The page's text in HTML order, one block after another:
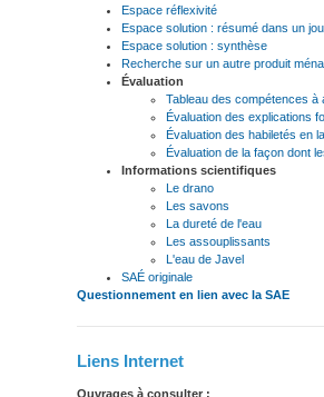
Espace réflexivité
Espace solution : résumé dans un
Espace solution : synthèse
Recherche sur un autre produit
Évaluation
Tableau des compétences à
Évaluation des explications
Évaluation des habiletés en
Évaluation de la façon dont
Informations scientifiques
Le drano
Les savons
La dureté de l'eau
Les assouplissants
L'eau de Javel
SAÉ originale
Questionnement en lien avec la SAE
Liens Internet
Ouvrages à consulter :